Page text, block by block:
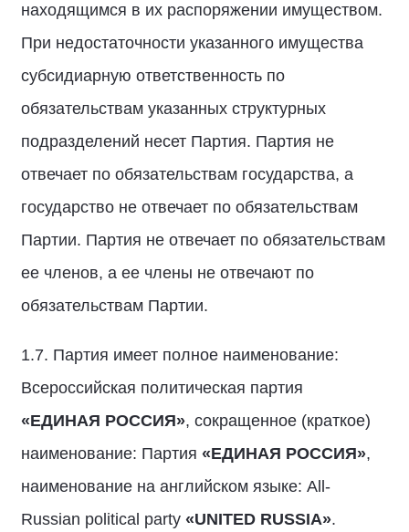
находящимся в их распоряжении имуществом.
При недостаточности указанного имущества
субсидиарную ответственность по
обязательствам указанных структурных
подразделений несет Партия. Партия не
отвечает по обязательствам государства, а
государство не отвечает по обязательствам
Партии. Партия не отвечает по обязательствам
ее членов, а ее члены не отвечают по
обязательствам Партии.
1.7. Партия имеет полное наименование:
Всероссийская политическая партия
«ЕДИНАЯ РОССИЯ», сокращенное (краткое)
наименование: Партия «ЕДИНАЯ РОССИЯ»,
наименование на английском языке: All-
Russian political party «UNITED RUSSIA».